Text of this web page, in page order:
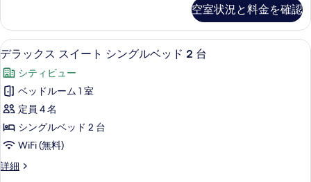
示
す
る
を
表
示
す
る
ク
イ
ー
ン
ベ
ッ
ド
1
台
ア
ル
ー
ク
イ
ン
ベ
ッ
ド
1
空室状況と料金を確認
デ
ラ
ッ
ク
ス
ス
イ
ー
ミニバー、セーフティボックス (室
5
デラックス スイート シングルベッド 2 台
シティビュー
ベッドルーム 1 室
定員 4 名
シングルベッド 2 台
WiFi (無料)
詳細
デ